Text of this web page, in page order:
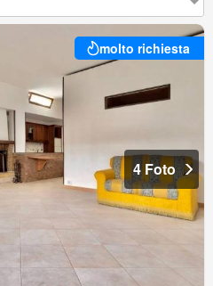
molto richiesta
4 Foto